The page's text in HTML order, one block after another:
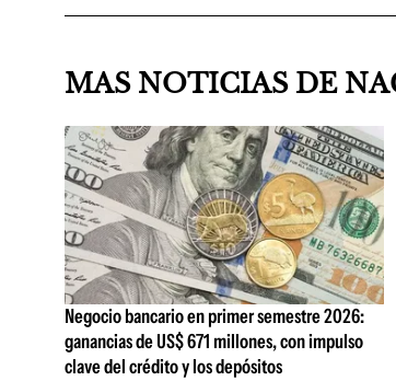
MAS NOTICIAS DE
Negocio bancario en primer semestre 2026:
ganancias de US$ 671 millones, con impulso
clave del crédito y los depósitos